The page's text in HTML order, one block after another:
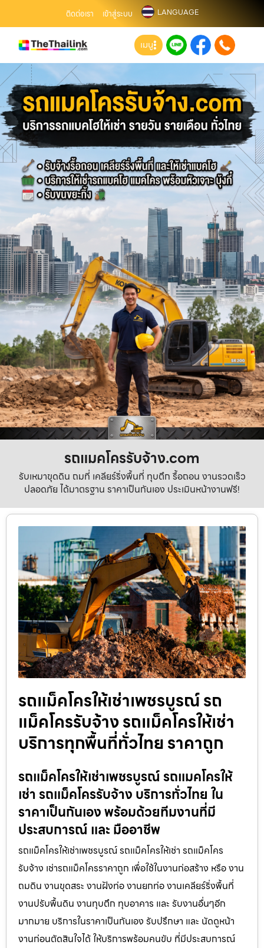
ติดต่อเรา เข้าสู่ระบบ LANGUAGE
เมนู
รถแมคโครรับจ้าง.com
รับเหมาขุดดิน ถมที่ เคลียร์ริ่งพื้นที่ ทุบตึก รื้อถอน งานรวดเร็ว
ปลอดภัย ได้มาตรฐาน ราคาเป็นกันเอง ประเมินหน้างานฟรี!
รถแม็คโครให้เช่าเพชรบูรณ์ รถ
แม็คโครรับจ้าง รถแม็คโครให้เช่า
บริการทุกพื้นที่ทั่วไทย ราคาถูก
รถแม็คโครให้เช่าเพชรบูรณ์ รถแมคโครให้
เช่า รถแม็คโครรับจ้าง บริการทั่วไทย ใน
ราคาเป็นกันเอง พร้อมด้วยทีมงานที่มี
ประสบการณ์ และ มืออาชีพ
รถแม็คโครให้เช่าเพชรบูรณ์ รถแม็คโครให้เช่า รถแม็คโคร
รับจ้าง เช่ารถแม็คโครราคาถูก เพื่อใช้ในงานก่อสร้าง หรือ งาน
ถมดิน งานขุดสระ งานฝังท่อ งานยกท่อ งานเคลียร์ริ่งพื้นที่
งานปรับพื้นดิน งานทุบตึก ทุบอาคาร และ รับงานอื่นๆอีก
มากมาย บริการในราคาเป็นกันเอง รับปรึกษา และ นัดดูหน้า
งานก่อนตัดสินใจได้ ให้บริการพร้อมคนขับ ที่มีประสบการณ์